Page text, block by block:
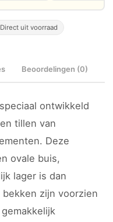
Direct uit voorraad
Beoordelingen (0)
ontwikkeld
tillen van
Deze
ovale buis,
lager is dan
zijn voorzien